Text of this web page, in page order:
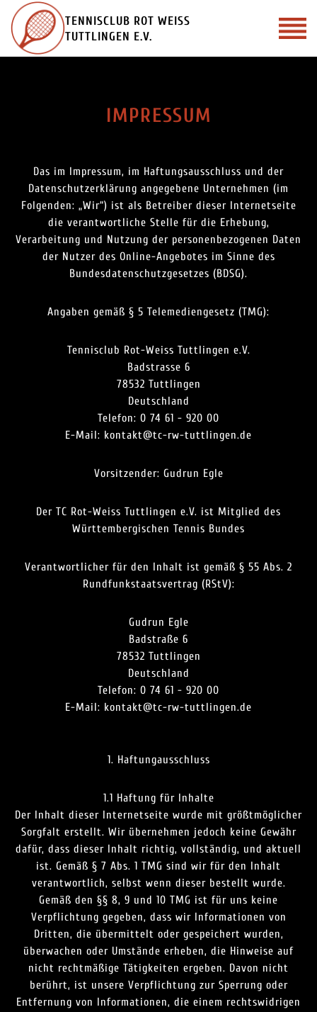
Zum
Inhalt
springen
TENNISCLUB ROT WEISS
TUTTLINGEN E.V.
IMPRESSUM
Das im Impressum, im Haftungsausschluss und der
Datenschutzerklärung angegebene Unternehmen (im
Folgenden: „Wir“) ist als Betreiber dieser Internetseite
die verantwortliche Stelle für die Erhebung,
Verarbeitung und Nutzung der personenbezogenen Daten
der Nutzer des Online-Angebotes im Sinne des
Bundesdatenschutzgesetzes (BDSG).
Angaben gemäß § 5 Telemediengesetz (TMG):
Tennisclub Rot-Weiss Tuttlingen e.V.
Badstrasse 6
78532 Tuttlingen
Deutschland
Telefon: 0 74 61 - 920 00
E-Mail: kontakt@tc-rw-tuttlingen.de
Vorsitzender: Gudrun Egle
Der TC Rot-Weiss Tuttlingen e.V. ist Mitglied des
Württembergischen Tennis Bundes
Verantwortlicher für den Inhalt ist gemäß § 55 Abs. 2
Rundfunkstaatsvertrag (RStV):
Gudrun Egle
Badstraße 6
78532 Tuttlingen
Deutschland
Telefon: 0 74 61 - 920 00
E-Mail: kontakt@tc-rw-tuttlingen.de
1. Haftungausschluss
1.1 Haftung für Inhalte
Der Inhalt dieser Internetseite wurde mit größtmöglicher
Sorgfalt erstellt. Wir übernehmen jedoch keine Gewähr
dafür, dass dieser Inhalt richtig, vollständig, und aktuell
ist. Gemäß § 7 Abs. 1 TMG sind wir für den Inhalt
verantwortlich, selbst wenn dieser bestellt wurde.
Gemäß den §§ 8, 9 und 10 TMG ist für uns keine
Verpflichtung gegeben, dass wir Informationen von
Dritten, die übermittelt oder gespeichert wurden,
überwachen oder Umstände erheben, die Hinweise auf
nicht rechtmäßige Tätigkeiten ergeben. Davon nicht
berührt, ist unsere Verpflichtung zur Sperrung oder
Entfernung von Informationen, die einem rechtswidrigen